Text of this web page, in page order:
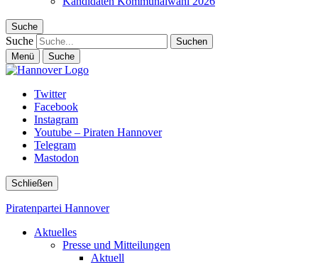
Suche
Suche
Menü Suche
Twitter
Facebook
Instagram
Youtube – Piraten Hannover
Telegram
Mastodon
Schließen
Piratenpartei Hannover
Aktuelles
Presse und Mitteilungen
Aktuell